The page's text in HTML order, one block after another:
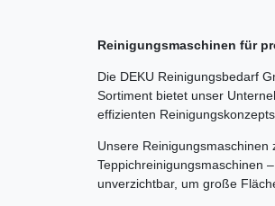
Reinigungsmaschinen für
Die DEKU Reinigungsbedarf
Sortiment bietet unser
effizienten
Unsere
Teppichreinigungsmaschinen
unverzichtbar, um große